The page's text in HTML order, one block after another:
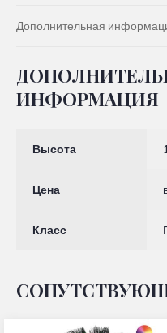
Дополнительная
ИНФОРМАЦИЯ
Высота
Цена
Класс